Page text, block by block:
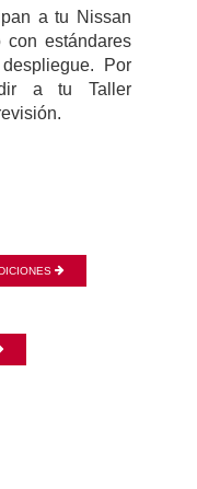
a tu Nissan
con estándares
Por
a tu Taller